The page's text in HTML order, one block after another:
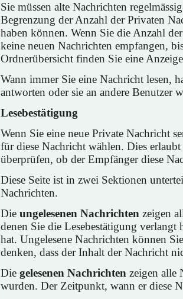
Sie müssen alte Nachrichten
Begrenzung der Anzahl der Privaten
haben können. Wenn Sie die Anzahl
keine neuen Nachrichten empfangen,
Ordnerübersicht finden Sie eine
Wann immer Sie eine Nachricht lesen,
antworten oder sie an andere Benutzer
Lesebestätigung
Wenn Sie eine neue Private Nachricht
für diese Nachricht wählen. Dies
überprüfen, ob der Empfänger diese
Diese Seite ist in zwei Sektionen
Nachrichten.
Die ungelesenen Nachrichten zeigen
denen Sie die Lesebestätigung verlangt
hat. Ungelesene Nachrichten können
denken, dass der Inhalt der Nachricht
Die gelesenen Nachrichten zeigen alle
wurden. Der Zeitpunkt, wann er diese